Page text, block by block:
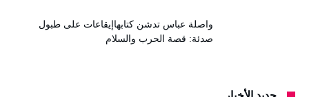
واصلة عباس تدشن كتابهاإيقاعات على طبول
صدئة: قصة الحرب والسلام